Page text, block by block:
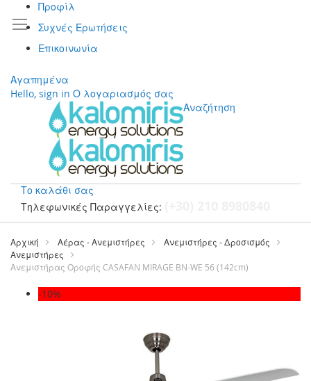
Προφίλ
Συχνές Ερωτήσεις
Επικοινωνία
Αγαπημένα
Hello, sign in Ο λογαριασμός σας
Αναζήτηση
Το καλάθι σας
Τηλεφωνικές Παραγγελίες:
Μετάβαση
περιεχόμενο
Αρχική Αέρας - Ανεμιστήρες
Ανεμιστήρες - Δροσισμός
Ανεμιστήρες
Ανεμιστήρας Οροφής CASAFAN MIRAGE BN-WE 56 (142cm)
Μετάβαση
-10%